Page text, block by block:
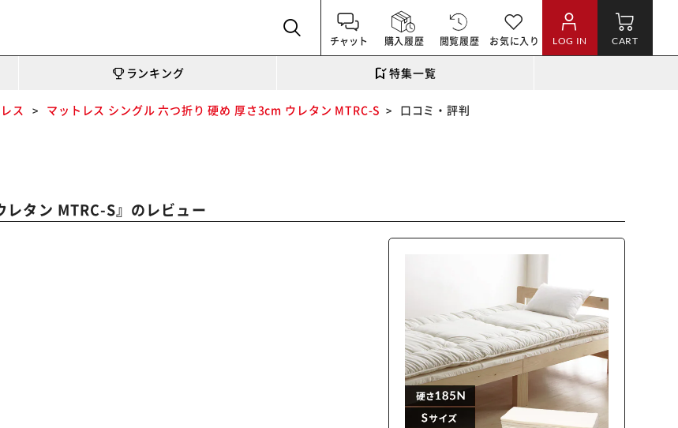
チャット 購入履歴 閲覧履歴 お気に入り LOG IN CART
ランキング 特集一覧
ス マットレス シングル 六つ折り 硬め 厚さ3cm ウレタン MTRC-S 口コミ・評判
レタン MTRC-S』のレビュー